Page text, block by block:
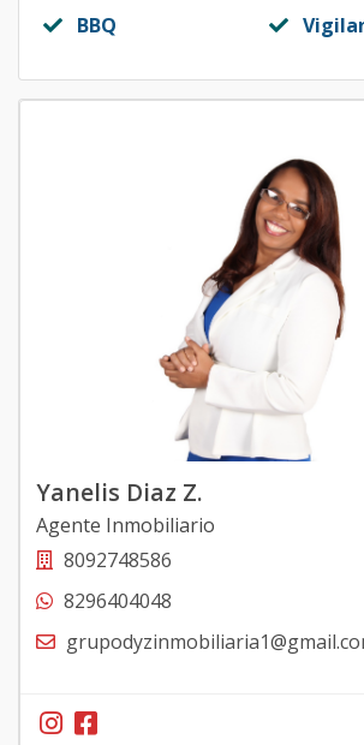
BBQ
Yanelis Diaz Z.
Agente Inmobiliario
8092748586
8296404048